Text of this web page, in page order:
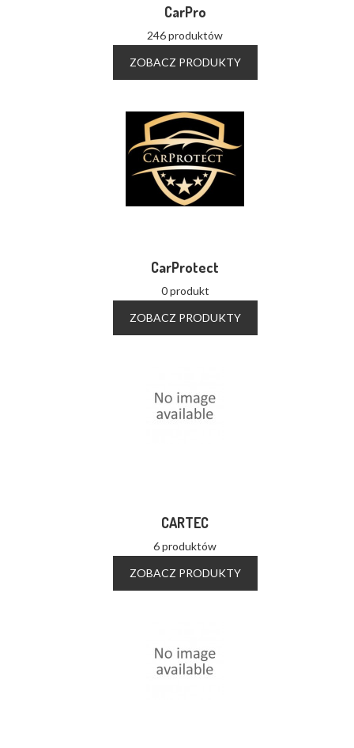
CarPro
246 produktów
ZOBACZ PRODUKTY
CarProtect
0 produkt
ZOBACZ PRODUKTY
CARTEC
6 produktów
ZOBACZ PRODUKTY